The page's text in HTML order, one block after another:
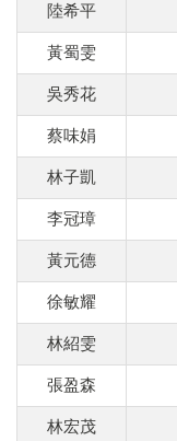
陸希平
黃蜀雯
吳秀花
蔡味娟
林子凱
李冠璋
黃元德
徐敏耀
林紹雯
張盈森
林宏茂